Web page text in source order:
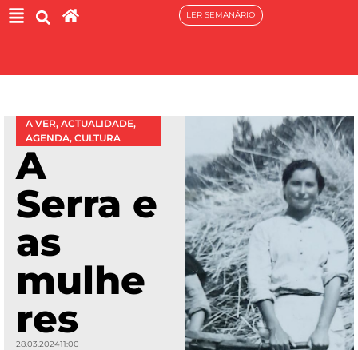
LER SEMANÁRIO
A VER, ACTUALIDADE,
AGENDA, CULTURA
A
Serra e
as
mulhe
res
28.03.202411:00